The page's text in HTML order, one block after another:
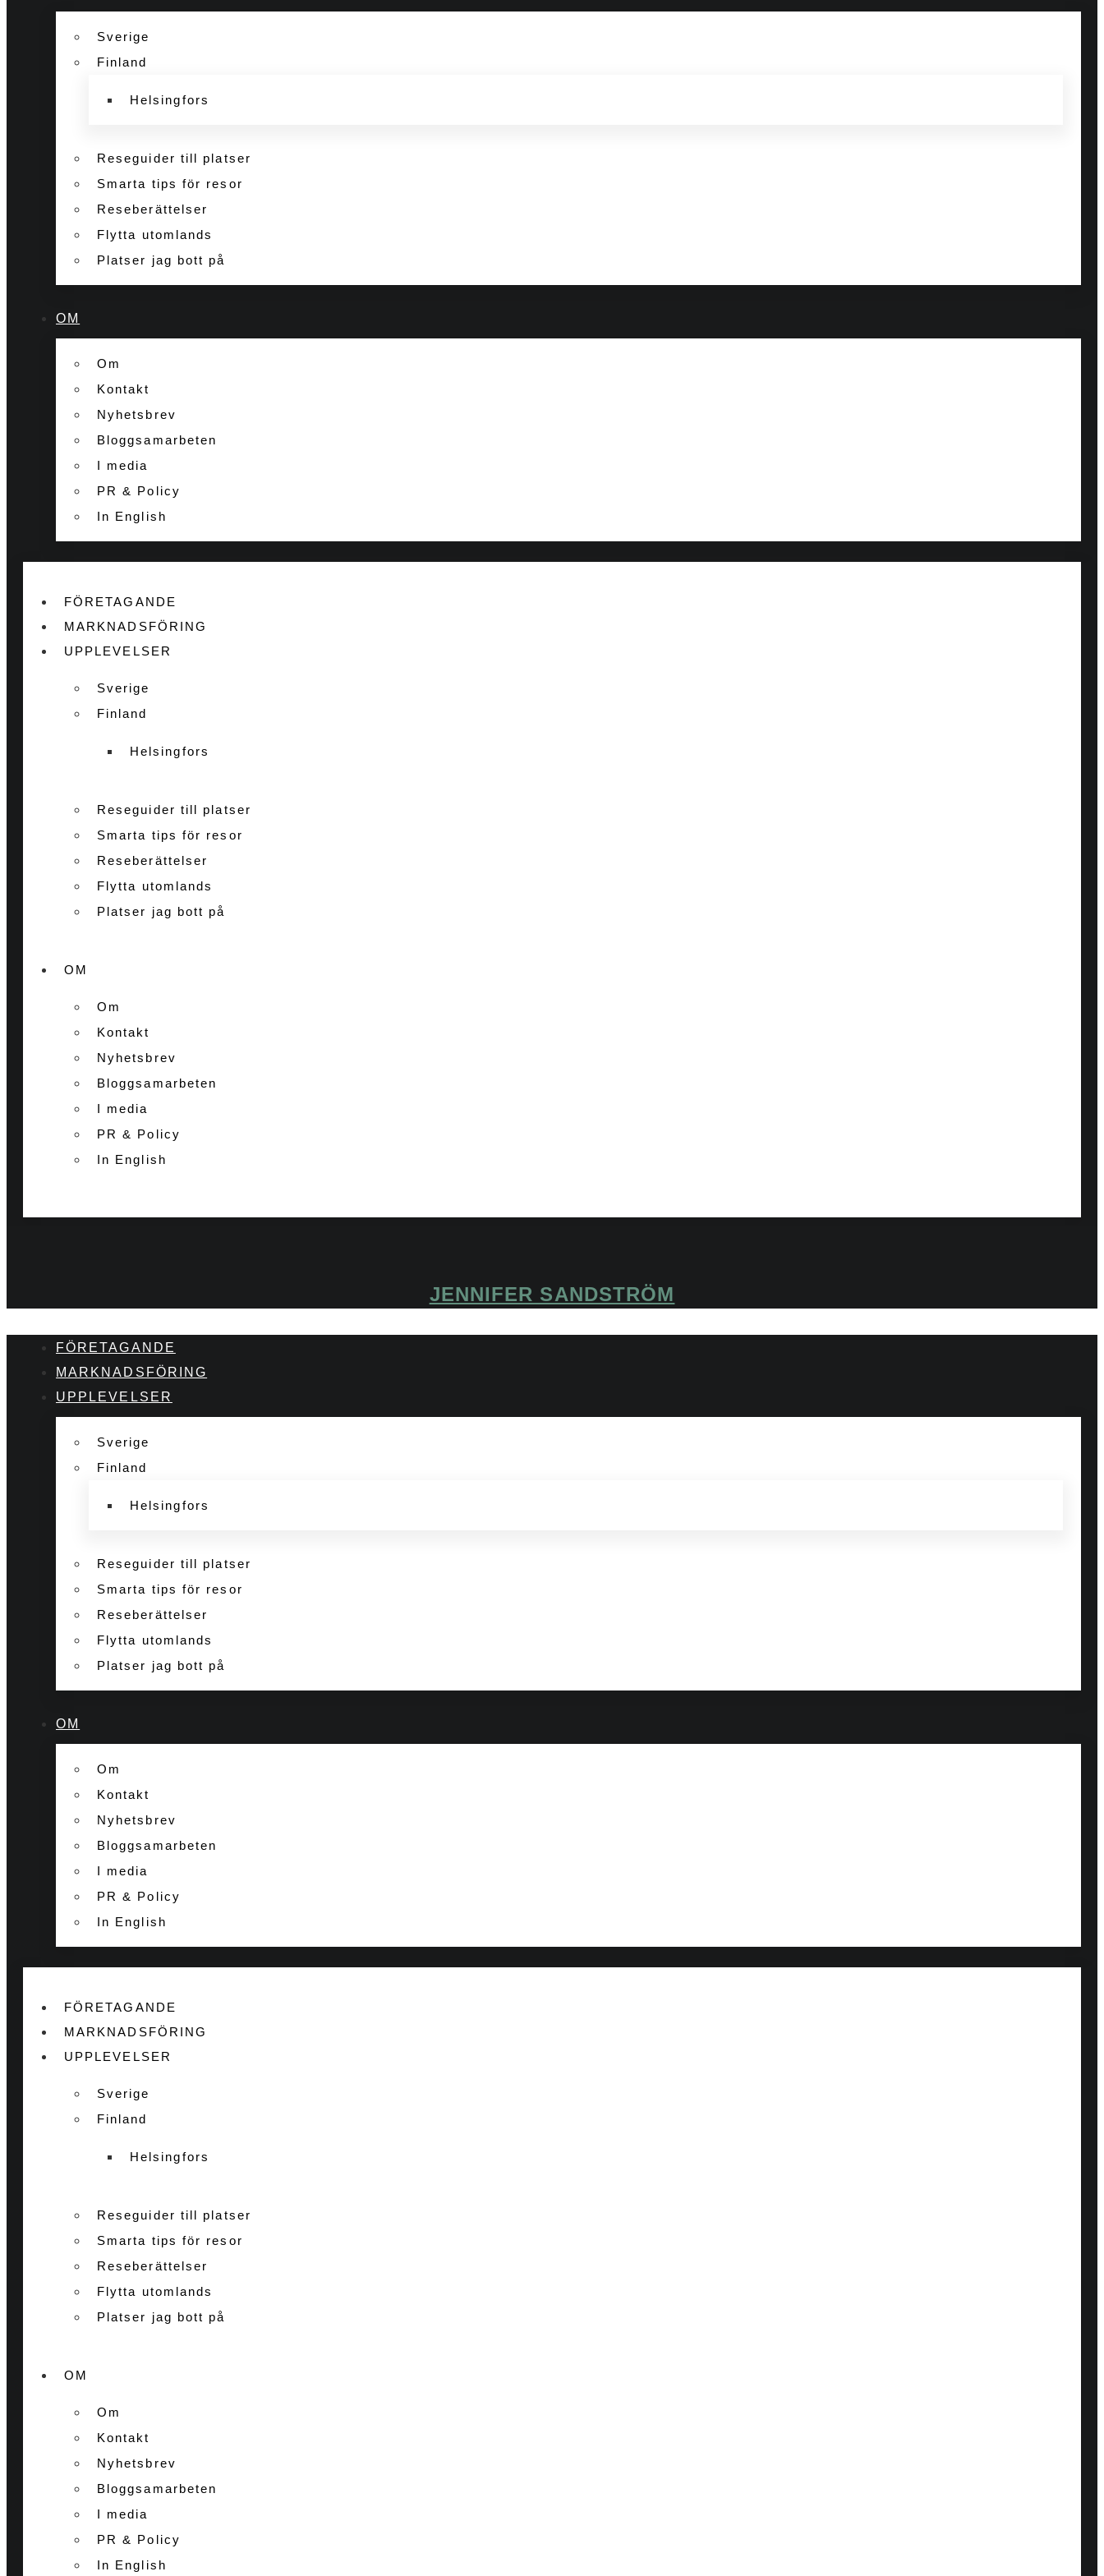
Sverige
Finland
Helsingfors
Reseguider till platser
Smarta tips för resor
Reseberättelser
Flytta utomlands
Platser jag bott på
OM
Om
Kontakt
Nyhetsbrev
Bloggsamarbeten
I media
PR & Policy
In English
FÖRETAGANDE
MARKNADSFÖRING
UPPLEVELSER
Sverige
Finland
Helsingfors
Reseguider till platser
Smarta tips för resor
Reseberättelser
Flytta utomlands
Platser jag bott på
OM
Om
Kontakt
Nyhetsbrev
Bloggsamarbeten
I media
PR & Policy
In English
JENNIFER SANDSTRÖM
FÖRETAGANDE
MARKNADSFÖRING
UPPLEVELSER
Sverige
Finland
Helsingfors
Reseguider till platser
Smarta tips för resor
Reseberättelser
Flytta utomlands
Platser jag bott på
OM
Om
Kontakt
Nyhetsbrev
Bloggsamarbeten
I media
PR & Policy
In English
FÖRETAGANDE
MARKNADSFÖRING
UPPLEVELSER
Sverige
Finland
Helsingfors
Reseguider till platser
Smarta tips för resor
Reseberättelser
Flytta utomlands
Platser jag bott på
OM
Om
Kontakt
Nyhetsbrev
Bloggsamarbeten
I media
PR & Policy
In English